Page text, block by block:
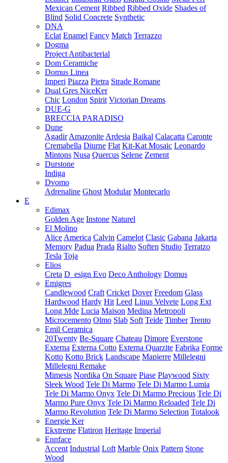
Mexican Cement Ribbed Ribbed Oxide Shades of
Blind Solid Concrete Synthetic
DNA
Eclat Enamel Fancy Match Terrazzo
Dogma
Project Antibacterial
Dom Ceramiche
Domus Linea
Imperi Piazza Pietra Strade Romane
Dual Gres NiceKer
Chic London Spirit Victorian Dreams
DUE-G
BRECCIA PARADISO
Dune
Agadir Amazonite Ardesia Baikal Calacatta Caronte
Cremabella Diurne Flat Kit-Kat Mosaic Leonardo
Mintons Nusa Quercus Selene Zement
Durstone
Indiga
Dvomo
Adrenaline Ghost Modular Montecarlo
E
Edimax
Golden Age Instone Naturel
El Molino
Alice America Calvin Camelot Clasic Gabana Jakarta
Memory Padua Prada Rialto Soften Studio Terratzo
Tesla Toja
Elios
Creta D_esign Evo Deco Anthology Domus
Emigres
Candlewood Craft Cricket Dover Freedom Glass
Hardwood Hardy Hit Leed Linus Velvete Long Ext
Long Mde Lucia Maison Medina Metropoli
Microcemento Olmo Slab Soft Teide Timber Trento
Emil Ceramica
20Twenty Be-Square Chateau Dimore Everstone
Externa Externa Cotto Externa Quarzite Fabrika Forme
Kotto Kotto Brick Landscape Mapierre Millelegni
Millelegni Remake
Mimesis Nordika On Square Piase Playwood Sixty
Sleek Wood Tele Di Marmo Tele Di Marmo Lumia
Tele Di Marmo Onyx Tele Di Marmo Precious Tele Di
Marmo Pure Onyx Tele Di Marmo Reloaded Tele Di
Marmo Revolution Tele Di Marmo Selection Totalook
Energie Ker
Ekxtreme Flatiron Heritage Imperial
Ennface
Accent Industrial Loft Marble Onix Pattern Stone
Wood